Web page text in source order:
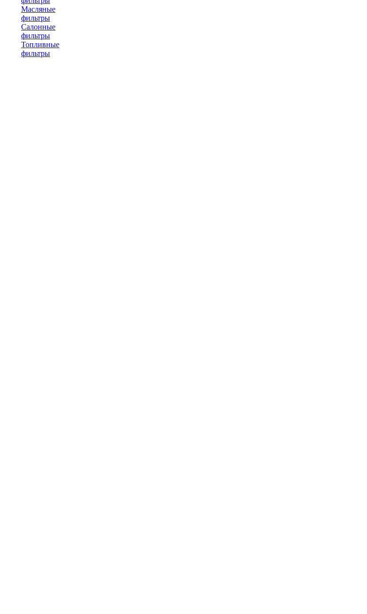
Масляные
фильтры
Салонные
фильтры
Топливные
фильтры